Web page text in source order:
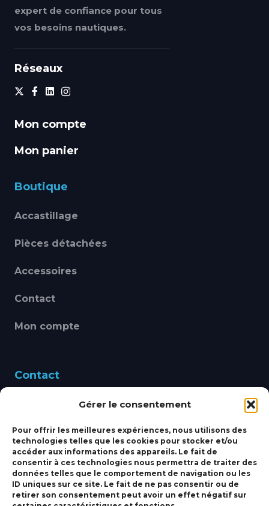
Gérer le consentement
Pour offrir les meilleures expériences, nous utilisons des
technologies telles que les cookies pour stocker et/ou
accéder aux informations des appareils. Le fait de
consentir à ces technologies nous permettra de traiter des
données telles que le comportement de navigation ou les
ID uniques sur ce site. Le fait de ne pas consentir ou de
retirer son consentement peut avoir un effet négatif sur
expert de confiance pour tous
vos besoins nautiques.
Réseaux
Mon compte
Mon panier
Boutique
Accastillage
Pièces détachées
Accessoires
Contact
Mon compte
Contact
460 Avenue Alain Le
bbsmarine@bbs-
marine.fr
Fixe:04 27 50 24 50